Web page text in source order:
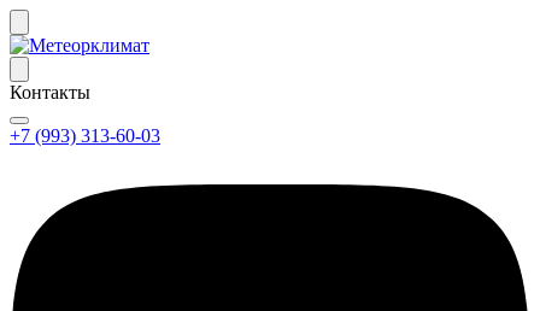
Контакты
+7 (993) 313-60-03